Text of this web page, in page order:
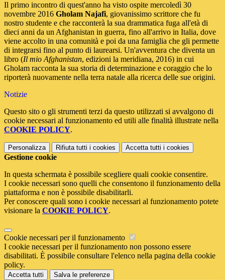
Il primo incontro di quest'anno ha visto ospite mercoledì 30
novembre 2016 Gholam Najafi, giovanissimo scrittore che fu
nostro studente e che racconterà la sua drammatica fuga all'età di
dieci anni da un Afghanistan in guerra, fino all'arrivo in Italia, dove
viene accolto in una comunità e poi da una famiglia che gli permette
di integrarsi fino al punto di laurearsi. Un'avventura che diventa un
libro (Il mio Afghanistan, edizioni la meridiana, 2016) in cui
Gholam racconta la sua storia di determinazione e coraggio che lo
riporterà nuovamente nella terra natale alla ricerca delle sue origini.
Notizie
Questo sito o gli strumenti terzi da questo utilizzati si avvalgono di
cookie necessari al funzionamento ed utili alle finalità illustrate nella
COOKIE POLICY.
Personalizza Rifiuta tutti i cookies Accetta tutti i cookies
Gestione cookie
In questa schermata è possibile scegliere quali cookie consentire.
I cookie necessari sono quelli che consentono il funzionamento della
piattaforma e non è possibile disabilitarli.
Per conoscere quali sono i cookie necessari al funzionamento potete
visionare la COOKIE POLICY.
Cookie necessari per il funzionamento
I cookie necessari per il funzionamento non possono essere
disabilitati. È possibile consultare l'elenco nella pagina della cookie
policy.
Accetta tutti Salva le preferenze